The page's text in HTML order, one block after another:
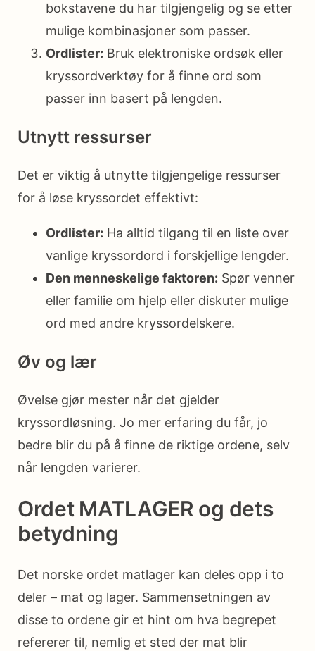
bokstavene du har tilgjengelig og se etter
mulige kombinasjoner som passer.
Ordlister: Bruk elektroniske ordsøk eller
kryssordverktøy for å finne ord som
passer inn basert på lengden.
Utnytt ressurser
Det er viktig å utnytte tilgjengelige ressurser
for å løse kryssordet effektivt:
Ordlister: Ha alltid tilgang til en liste over
vanlige kryssordord i forskjellige lengder.
Den menneskelige faktoren: Spør venner
eller familie om hjelp eller diskuter mulige
ord med andre kryssordelskere.
Øv og lær
Øvelse gjør mester når det gjelder
kryssordløsning. Jo mer erfaring du får, jo
bedre blir du på å finne de riktige ordene, selv
når lengden varierer.
Ordet MATLAGER og dets
betydning
Det norske ordet matlager kan deles opp i to
deler – mat og lager. Sammensetningen av
disse to ordene gir et hint om hva begrepet
refererer til, nemlig et sted der mat blir